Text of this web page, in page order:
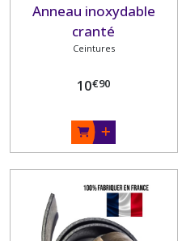
Anneau inoxydable
cranté
Ceintures
10€90